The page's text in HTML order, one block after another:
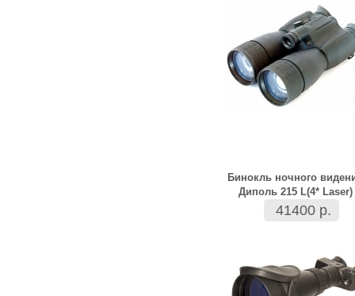
Бинокль ночного
Диполь 215 L(4* Laser)
41400 р.